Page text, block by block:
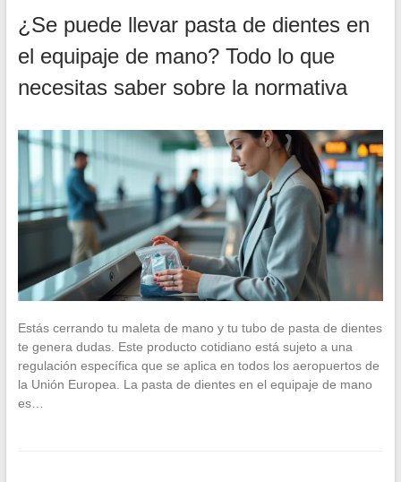
¿Se puede llevar pasta de dientes en
el equipaje de mano? Todo lo que
necesitas saber sobre la normativa
Estás cerrando tu maleta de mano y tu tubo de pasta de dientes
te genera dudas. Este producto cotidiano está sujeto a una
regulación específica que se aplica en todos los aeropuertos de
la Unión Europea. La pasta de dientes en el equipaje de mano
es…